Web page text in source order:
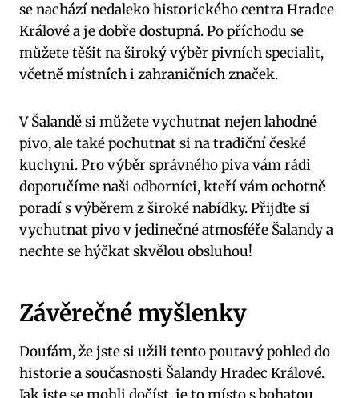
se nachází nedaleko historického centra Hradce
Králové a je dobře dostupná. Po příchodu se
můžete těšit na široký výběr pivních specialit,
včetně místních i zahraničních značek.
V Šalandě si můžete vychutnat nejen lahodné
pivo, ale také pochutnat si na tradiční české
kuchyni. Pro výběr správného piva vám rádi
doporučíme naši odborníci, kteří vám ochotně
poradí s výběrem z široké nabídky. Přijďte si
vychutnat pivo v jedinečné atmosféře Šalandy a
nechte se hýčkat skvělou obsluhou!
Závěrečné myšlenky
Doufám, že jste si užili tento poutavý pohled do
historie a současnosti Šalandy Hradec Králové.